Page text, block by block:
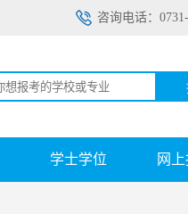
咨询电话：
学士学位 网